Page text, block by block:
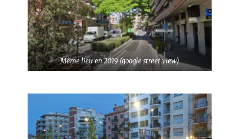
Même lieu en 2019 (google street view)